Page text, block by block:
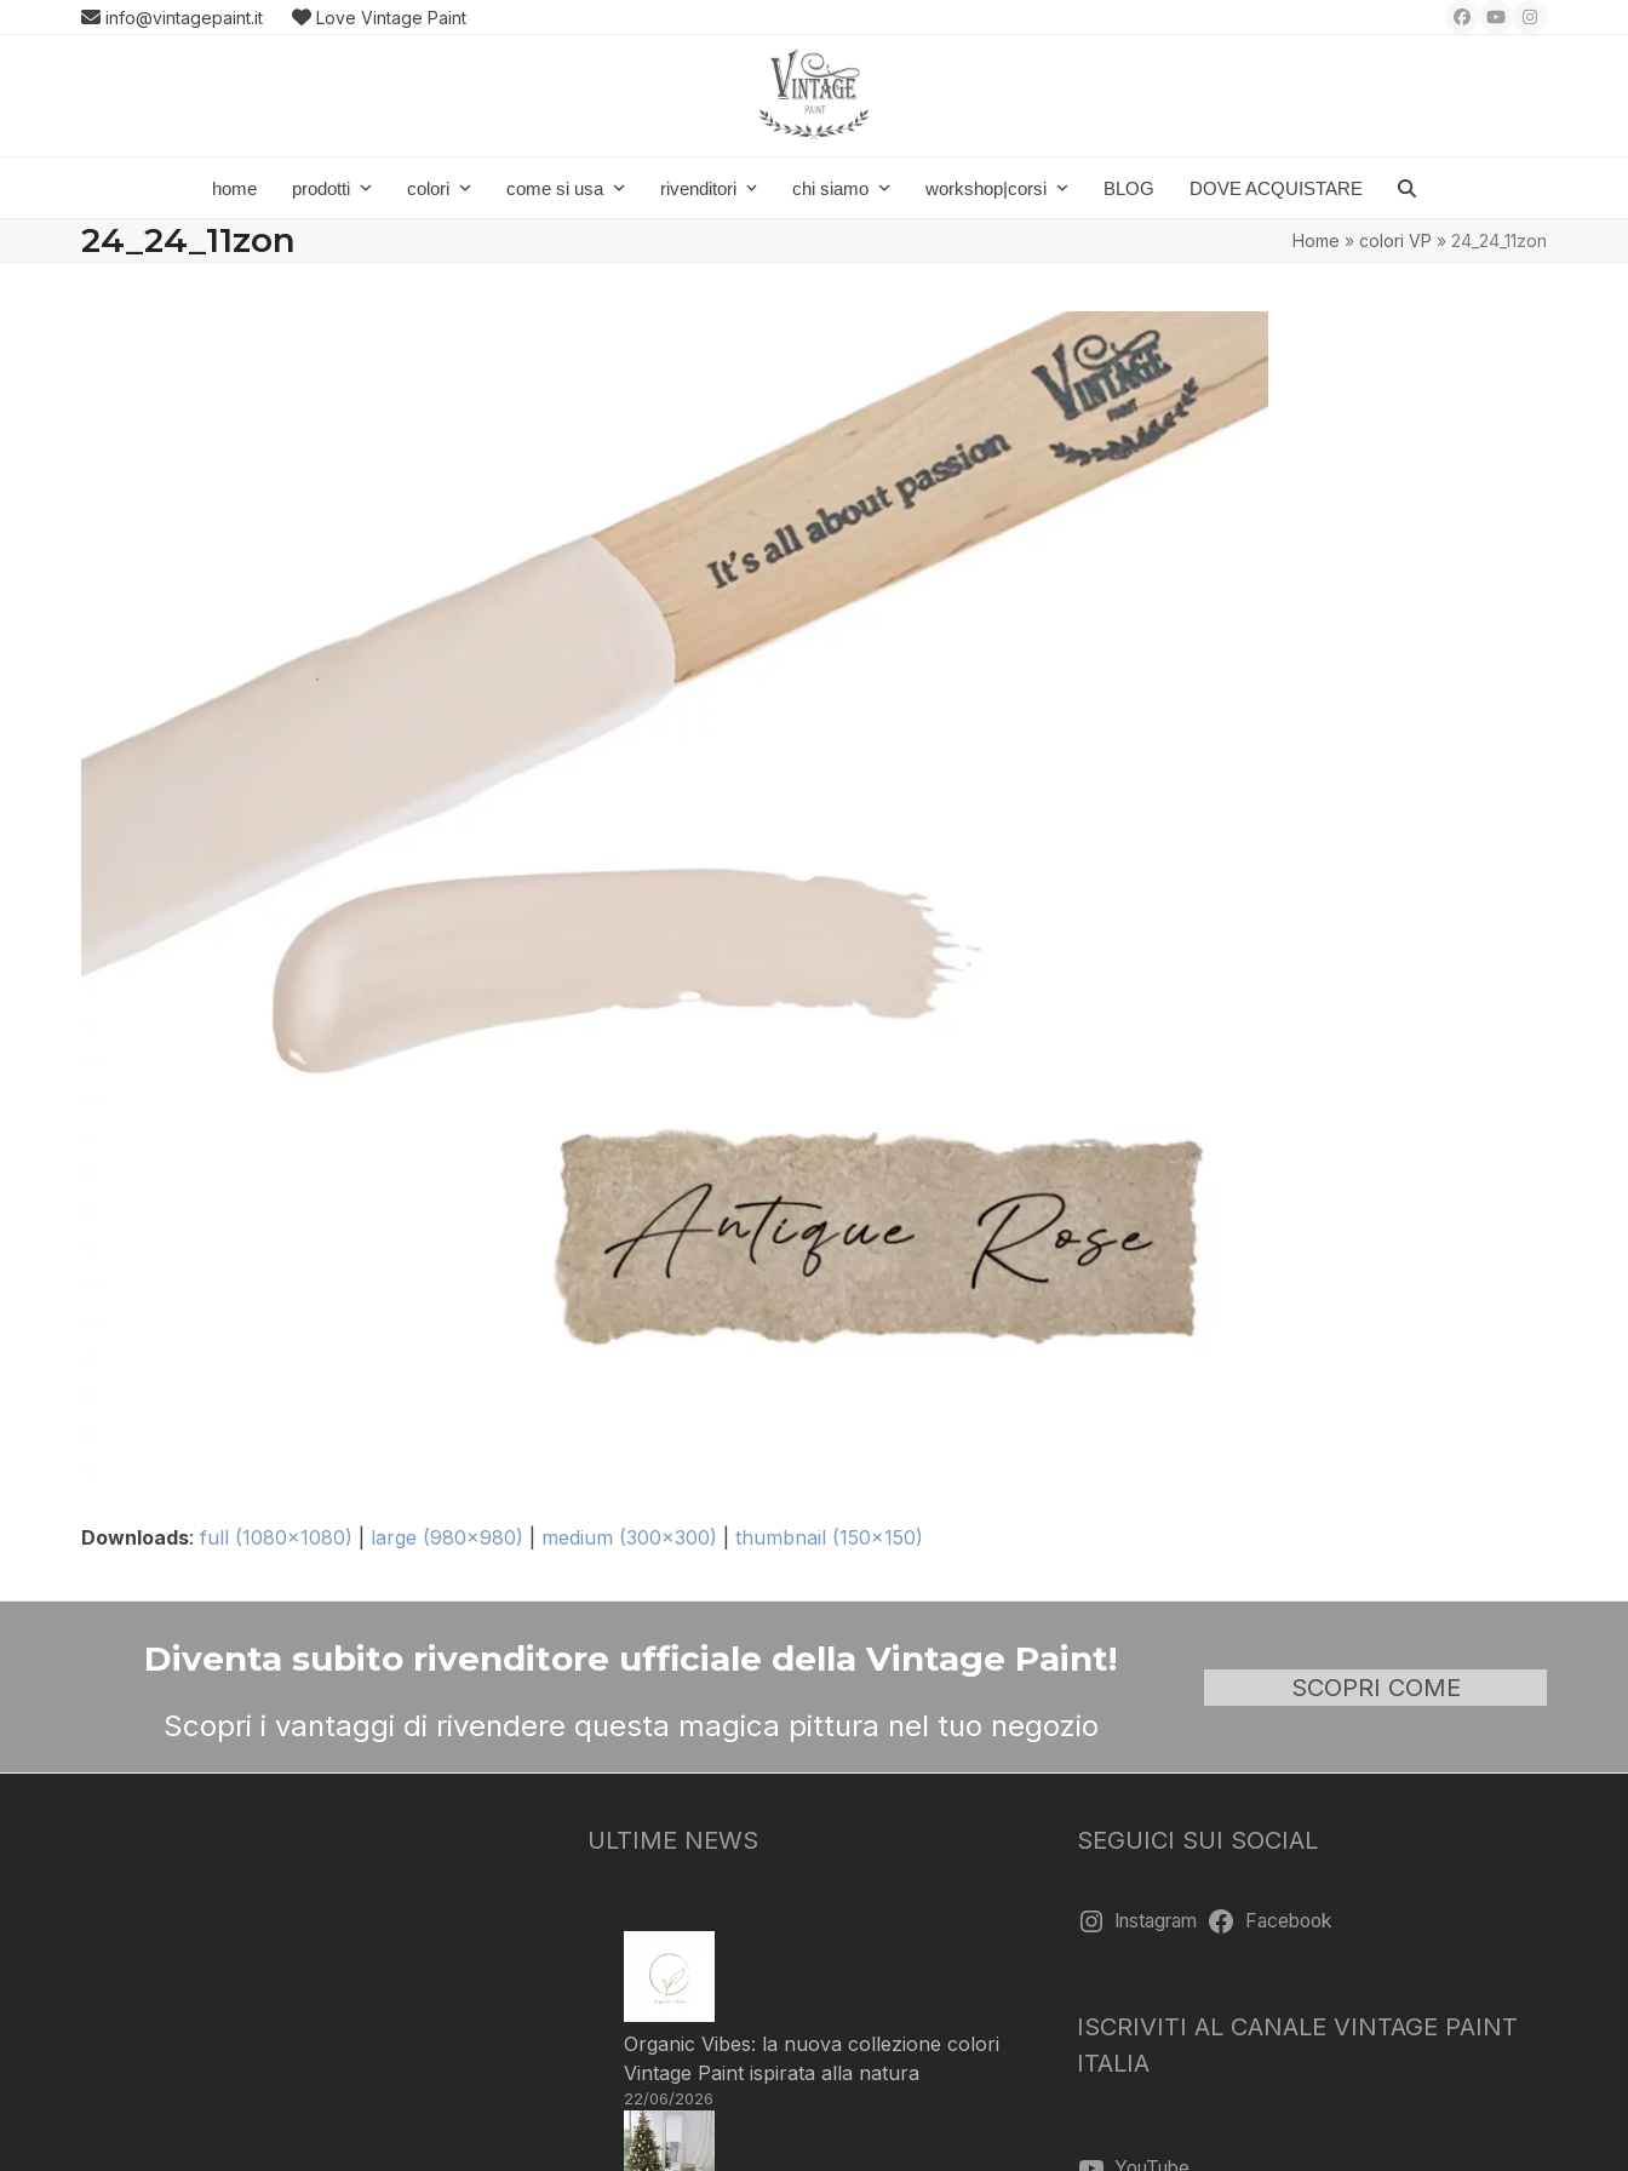
info@vintagepaint.it Love Vintage Paint Facebook
YouTubeInstagram
home prodotti colori come si usa rivenditori chi siamo workshop|corsi BLOG DOVE ACQUISTARE
24_24_11zon Home » colori VP » 24_24_11zon
Downloads:full (1080x1080) large (980x980) medium (300x300) |thumbnail (150x150)
Diventa subito rivenditore ufficiale della Vintage Paint!
Scopri i vantaggi di rivendere questa magica pittura nel tuo negozio
SCOPRI COME
ULTIME NEWS
Organic Vibes: la nuova collezione colori
Vintage Paint ispirata alla natura
22/06/2026
SEGUICI SUI SOCIAL
Instagram Facebook
ISCRIVITI AL CANALE VINTAGE PAINT
ITALIA